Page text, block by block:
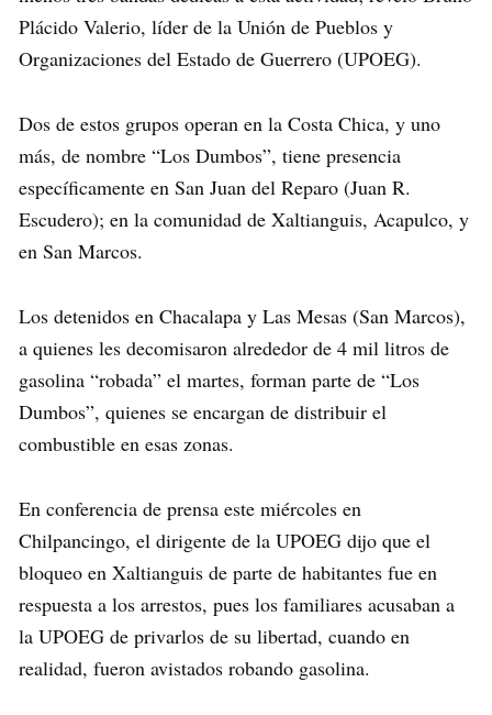
Plácido Valerio, líder de la Unión de Pueblos y
Organizaciones del Estado de Guerrero (UPOEG).
Dos de estos grupos operan en la Costa Chica, y uno
más, de nombre “Los Dumbos”, tiene presencia
específicamente en San Juan del Reparo (Juan R.
Escudero); en la comunidad de Xaltianguis, Acapulco, y
en San Marcos.
Los detenidos en Chacalapa y Las Mesas (San Marcos),
a quienes les decomisaron alrededor de 4 mil litros de
gasolina “robada” el martes, forman parte de “Los
Dumbos”, quienes se encargan de distribuir el
combustible en esas zonas.
En conferencia de prensa este miércoles en
Chilpancingo, el dirigente de la UPOEG dijo que el
bloqueo en Xaltianguis de parte de habitantes fue en
respuesta a los arrestos, pues los familiares acusaban a
la UPOEG de privarlos de su libertad, cuando en
realidad, fueron avistados robando gasolina.